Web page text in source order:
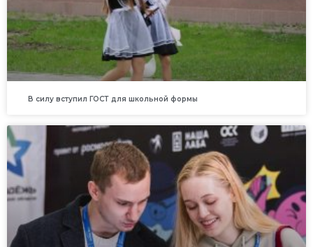
В силу вступил ГОСТ для школьной формы